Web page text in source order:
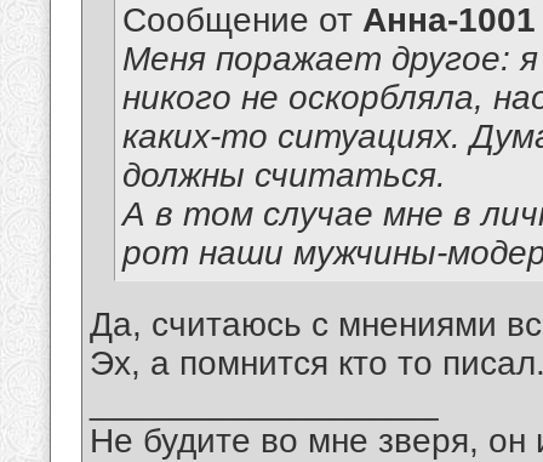
Сообщение от Анна-1001
Меня поражает другое:
никого не оскорбляла,
каких-то ситуациях.
должны считаться.
А в том случае мне в
рот наши мужчины-
Да, считаюсь с мнениями
Эх, а помнится кто то
Не будите во мне зверя, он